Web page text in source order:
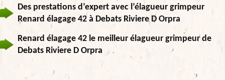
Des prestations d’expert avec l’élagueur grimpeur
Renard élagage 42 à Debats Riviere D Orpra
Renard élagage 42 le meilleur élagueur grimpeur de
Debats Riviere D Orpra